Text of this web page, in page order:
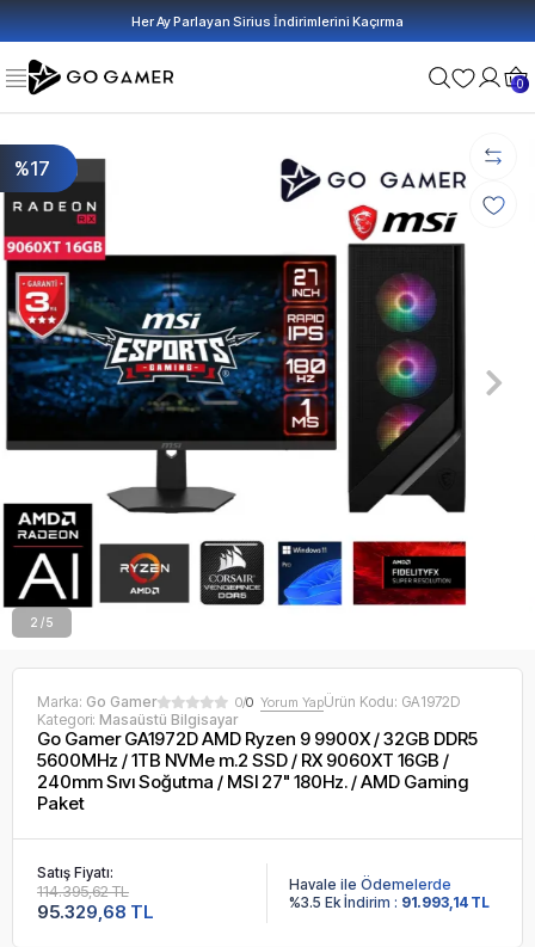
Her Ay Parlayan Sirius İndirimlerini Kaçırma
0
%17
2 / 5
Marka: Go Gamer 0/0 Yorum YapÜrün Kodu: GA1972D
Kategori: Masaüstü Bilgisayar
Go Gamer GA1972D AMD Ryzen 9 9900X / 32GB DDR5
5600MHz / 1TB NVMe m.2 SSD / RX 9060XT 16GB /
240mm Sıvı Soğutma / MSI 27" 180Hz. / AMD Gaming
Paket
Satış Fiyatı:
95.329,68 TL
114.395,62 TL
Havale ile Ödemelerde
%3.5 Ek İndirim : 91.993,14 TL